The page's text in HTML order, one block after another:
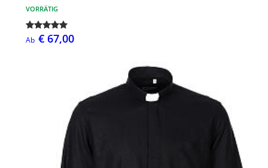
VORRÄTIG
Ab € 67,00